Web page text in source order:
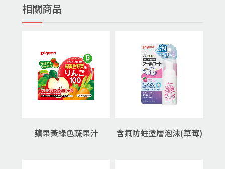
相關商品
蘋果黃綠色蔬果汁 含氟防蛀塗層泡沫(草莓)